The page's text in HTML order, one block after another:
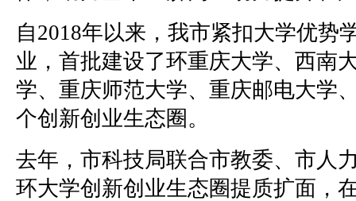
自2018年以来，我市紧扣大学优势
业，首批建设了环重庆大学、西南
学、重庆师范大学、重庆邮电大学
个创新创业生态圈。
去年，市科技局联合市教委、市人
环大学创新创业生态圈提质扩面，